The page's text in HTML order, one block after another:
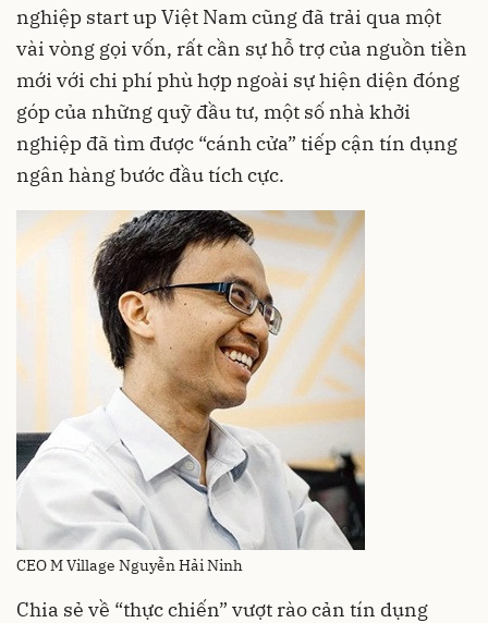
nghiệp start up Việt Nam cũng đã trải qua một
vài vòng gọi vốn, rất cần sự hỗ trợ của nguồn tiền
mới với chi phí phù hợp ngoài sự hiện diện đóng
góp của những quỹ đầu tư, một số nhà khởi
nghiệp đã tìm được “cánh cửa” tiếp cận tín dụng
ngân hàng bước đầu tích cực.
CEO M Village Nguyễn Hải Ninh
Chia sẻ về “thực chiến” vượt rào cản tín dụng